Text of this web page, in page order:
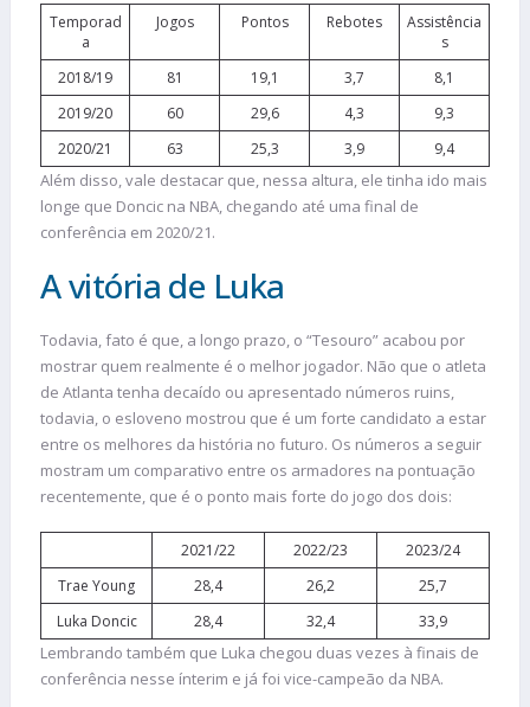
Temporad
a
Jogos Pontos Rebotes
Assistência
s
2018/19
81 19,1 3,7
8,1
2019/20
60 29,6 4,3
9,3
2020/21
63 25,3 3,9 9,4
Além disso, vale destacar que, nessa altura, ele tinha ido mais
longe que Doncic na NBA, chegando até uma final de
conferência em 2020/21.
A vitória de Luka
Todavia, fato é que, a longo prazo, o “Tesouro” acabou por
mostrar quem realmente é o melhor jogador. Não que o atleta
de Atlanta tenha decaído ou apresentado números ruins,
todavia, o esloveno mostrou que é um forte candidato a estar
entre os melhores da história no futuro. Os números a seguir
mostram um comparativo entre os armadores na pontuação
recentemente, que é o ponto mais forte do jogo dos dois:
2021/22 2022/23
2023/24
Trae Young
28,4 26,2
25,7
Luka Doncic
28,4 32,4 33,9
Lembrando também que Luka chegou duas vezes à finais de
conferência nesse ínterim e já foi vice-campeão da NBA.